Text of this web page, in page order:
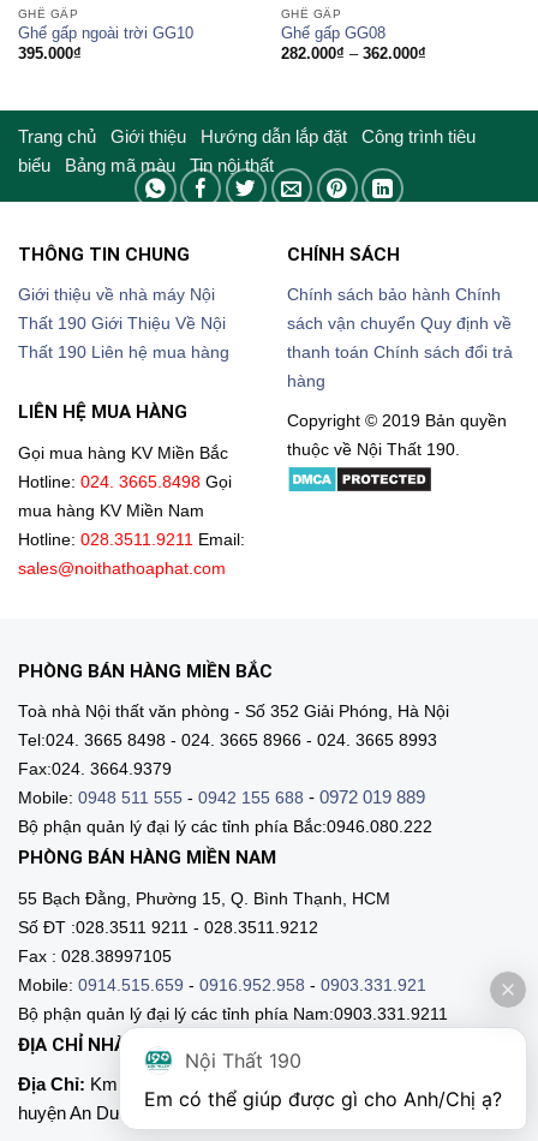
GHẾ GẤP
Ghế gấp ngoài trời GG10
395.000₫
GHẾ GẤP
Ghế gấp GG08
282.000₫ – 362.000₫Khoảng
đến
Trang chủ Giới thiệu Hướng dẫn lắp đặt Công trình tiêu
biểu
Bảng mã màu Tin nội thất
THÔNG TIN CHUNG
Giới thiệu về nhà máy Nội
Thất 190 Giới Thiệu Về Nội
Thất 190 Liên hệ mua hàng
CHÍNH SÁCH
Chính sách bảo hành Chính
sách vận chuyển Quy định về
thanh toán Chính sách đổi trả
hàng
LIÊN HỆ MUA HÀNG
Gọi mua hàng KV Miền Bắc
Hotline: 024. 3665.8498 Gọi
mua hàng KV Miền Nam
Hotline: 028.3511.9211
Email:
sales@noithathoaphat.com
Copyright © 2019 Bản quyền
thuộc về Nội Thất 190.
PHÒNG BÁN HÀNG MIỀN BẮC
Toà nhà Nội thất văn phòng - Số 352 Giải Phóng, Hà Nội
Tel:024. 3665 8498 - 024. 3665 8966 - 024. 3665 8993
Fax:024. 3664.9379
Mobile: 0948 511 555 - 0942 155 688 - 0972 019 889
Bộ phận quản lý đại lý các tỉnh phía Bắc:0946.080.222
PHÒNG BÁN HÀNG MIỀN NAM
55 Bạch Đằng, Phường 15, Q. Bình Thạnh, HCM
Số ĐT :028.3511 9211 - 028.3511.9212
Fax : 028.38997105
Mobile: 0914.515.659 - 0916.952.958 - 0903.331.921
Bộ phận quản lý đại lý các tỉnh phía Nam:0903.331.9211
ĐỊA CHỈ NHÀ MÁY SẢN XUẤT
Địa Chỉ: Km 89, Quốc lộ 5 , Thôn Mỹ Tranh, xã Nam Sơn,
huyện An Dương, Hải Phòng
Nội Thất 190